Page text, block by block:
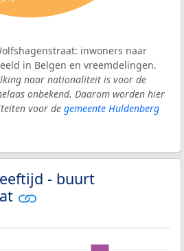
inwoners naar
in Belgen en vreemdelingen.
naar nationaliteit is voor de
onbekend. Daarom worden hier
voor de gemeente Huldenberg
- buurt